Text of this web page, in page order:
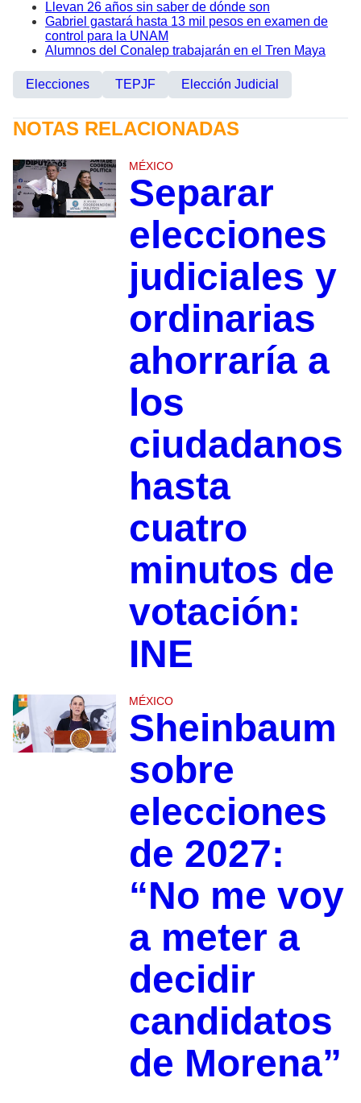
Llevan 26 años sin saber de dónde son
Gabriel gastará hasta 13 mil pesos en examen de
control para la UNAM
Alumnos del Conalep trabajarán en el Tren Maya
Elecciones TEPJF Elección Judicial
NOTAS RELACIONADAS
MÉXICO
Separar
elecciones
judiciales y
ordinarias
ahorraría a
los
ciudadanos
hasta
cuatro
minutos de
votación:
INE
MÉXICO
Sheinbaum
sobre
elecciones
de 2027:
“No me voy
a meter a
decidir
candidatos
de Morena”